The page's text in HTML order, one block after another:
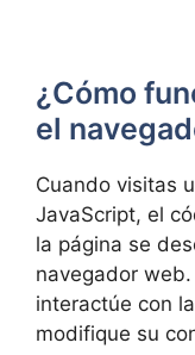
¿Cómo
el
Cuando visitas
JavaScript, el
la página se
navegador
interactúe con
modifique su